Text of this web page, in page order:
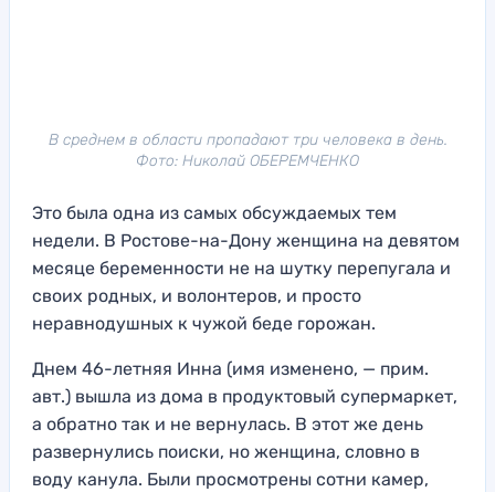
В среднем в области пропадают три человека в день.
Фото: Николай ОБЕРЕМЧЕНКО
Это была одна из самых обсуждаемых тем
недели. В Ростове-на-Дону женщина на девятом
месяце беременности не на шутку перепугала и
своих родных, и волонтеров, и просто
неравнодушных к чужой беде горожан.
Днем 46-летняя Инна (имя изменено, — прим.
авт.) вышла из дома в продуктовый супермаркет,
а обратно так и не вернулась. В этот же день
развернулись поиски, но женщина, словно в
воду канула. Были просмотрены сотни камер,